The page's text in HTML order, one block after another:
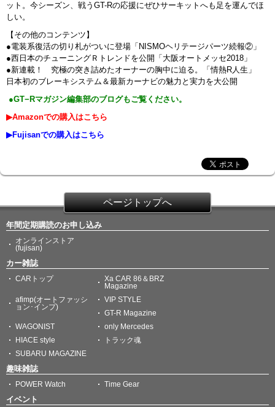
ット。今シーズン、戦うGT-Rの応援にぜひサーキットへも足を運んでほ
しい。
【その他のコンテンツ】
●電装系復活の切り札がついに登場「NISMOヘリテージパーツ続報②」
●西日本のチューニングＲトレンドを公開「大阪オートメッセ2018」
●新連載！ 究極の突き詰めたオーナーの胸中に迫る。「情熱R人生」
日本初のブレーキシステム＆最新カーナビの魅力と実力を大公開
●GT−Rマガジン編集部のブログもご覧ください。
▶Amazonでの購入はこちら
▶Fujisanでの購入はこちら
ページトップへ
年間定期購読のお申し込み
オンラインストア
(fujisan)
カー雑誌
CARトップ
Xa CAR 86＆BRZ
Magazine
afimp(オートファッシ
ョン･インプ)
VIP STYLE
GT-R Magazine
WAGONIST
only Mercedes
HIACE style
トラック魂
SUBARU MAGAZINE
趣味雑誌
POWER Watch Time Gear
イベント